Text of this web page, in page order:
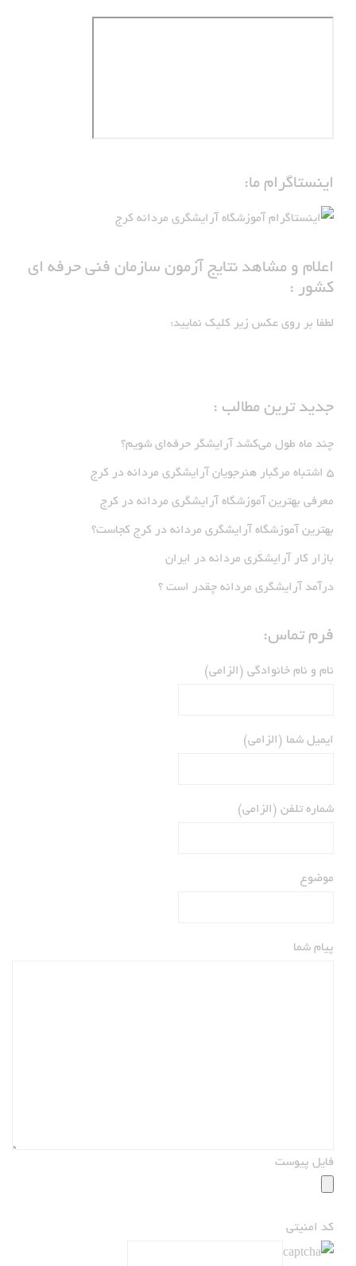
اینستاگرام ما:
اعلام و مشاهد نتایج آزمون سازمان فنی حرفه ای
کشور :
لطفا بر روی عکس زیر کلیک نمایید:
جدید ترین مطالب :
چند ماه طول می‌کشد آرایشگر حرفه‌ای شویم؟
5 اشتباه مرگبار هنرجویان آرایشگری مردانه در کرج
معرفی بهترین آموزشگاه آرایشگری مردانه در کرج
بهترین آموزشگاه آرایشگری مردانه در کرج کجاست؟
بازار كار آرايشكَرى مردانه در ايران
درآمد آرایشگری مردانه چقدر است ؟
فرم تماس:
نام و نام خانوادگی (الزامی)
ایمیل شما (الزامی)
شماره تلفن (الزامی)
موضوع
پیام شما
فایل پیوست
کد امنیتی